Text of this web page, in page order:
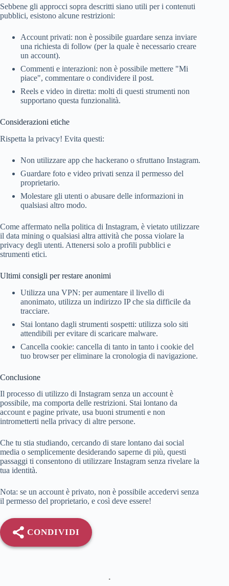
Sebbene gli approcci sopra descritti siano utili per i contenuti
pubblici, esistono alcune restrizioni:
Account privati: non è possibile guardare senza inviare
una richiesta di follow (per la quale è necessario creare
un account).
Commenti e interazioni: non è possibile mettere "Mi
piace", commentare o condividere il post.
Reels e video in diretta: molti di questi strumenti non
supportano questa funzionalità.
Considerazioni etiche
Rispetta la privacy! Evita questi:
Non utilizzare app che hackerano o sfruttano Instagram.
Guardare foto e video privati ​​senza il permesso del
proprietario.
Molestare gli utenti o abusare delle informazioni in
qualsiasi altro modo.
Come affermato nella politica di Instagram, è vietato utilizzare
il data mining o qualsiasi altra attività che possa violare la
privacy degli utenti. Attenersi solo a profili pubblici e
strumenti etici.
Ultimi consigli per restare anonimi
Utilizza una VPN: per aumentare il livello di
anonimato, utilizza un indirizzo IP che sia difficile da
tracciare.
Stai lontano dagli strumenti sospetti: utilizza solo siti
attendibili per evitare di scaricare malware.
Cancella cookie: cancella di tanto in tanto i cookie del
tuo browser per eliminare la cronologia di navigazione.
Conclusione
Il processo di utilizzo di Instagram senza un account è
possibile, ma comporta delle restrizioni. Stai lontano da
account e pagine private, usa buoni strumenti e non
intrometterti nella privacy di altre persone.
Che tu stia studiando, cercando di stare lontano dai social
media o semplicemente desiderando saperne di più, questi
passaggi ti consentono di utilizzare Instagram senza rivelare la
tua identità.
Nota: se un account è privato, non è possibile accedervi senza
il permesso del proprietario, e così deve essere!
CONDIVIDI